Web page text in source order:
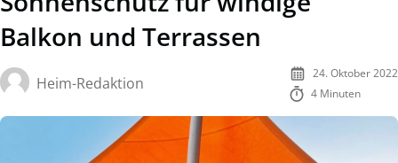
Balkon und Terrassen
Heim-Redaktion
24. Oktober 2022
4 Minuten